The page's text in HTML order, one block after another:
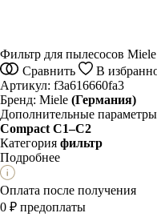
Фильтр для пылесосов
Сравнить
В
Артикул: f3a616660fa3
Бренд: Miele (Германия)
Дополнительные параметры
Compact C1–C2
Категория фильтр
Подробнее
Оплата после получения
0 ₽ предоплаты